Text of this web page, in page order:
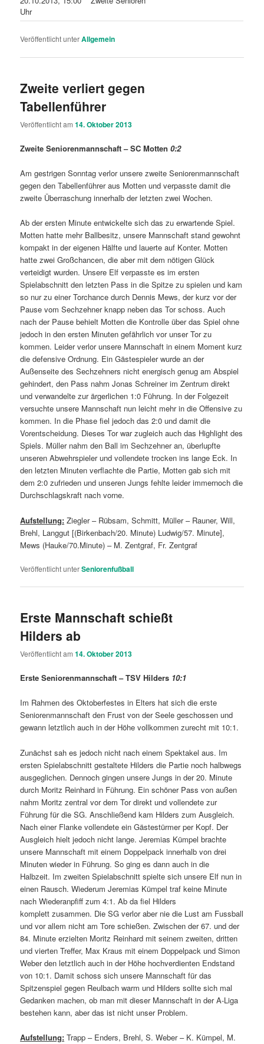
Uhr
Veröffentlicht unterAllgemein
Zweite verliert gegen
Tabellenführer
Veröffentlicht am14. Oktober 2013
Zweite Seniorenmannschaft – SC Motten0:2
Am gestrigen Sonntag verlor unsere zweite Seniorenmannschaft
gegen den Tabellenführer aus Motten und verpasste damit die
zweite Überraschung innerhalb der letzten zwei Wochen.
Ab der ersten Minute entwickelte sich das zu erwartende Spiel.
Motten hatte mehr Ballbesitz, unsere Mannschaft stand gewohnt
kompakt in der eigenen Hälfte und lauerte auf Konter. Motten
hatte zwei Großchancen, die aber mit dem nötigen Glück
verteidigt wurden. Unsere Elf verpasste es im ersten
Spielabschnitt den letzten Pass in die Spitze zu spielen und kam
so nur zu einer Torchance durch Dennis Mews, der kurz vor der
Pause vom Sechzehner knapp neben das Tor schoss. Auch
nach der Pause behielt Motten die Kontrolle über das Spiel ohne
jedoch in den ersten Minuten gefährlich vor unser Tor zu
kommen. Leider verlor unsere Mannschaft in einem Moment kurz
die defensive Ordnung. Ein Gästespieler wurde an der
Außenseite des Sechzehners nicht energisch genug am Abspiel
gehindert, den Pass nahm Jonas Schreiner im Zentrum direkt
und verwandelte zur ärgerlichen 1:0 Führung. In der Folgezeit
versuchte unsere Mannschaft nun leicht mehr in die Offensive zu
kommen. In die Phase fiel jedoch das 2:0 und damit die
Vorentscheidung. Dieses Tor war zugleich auch das Highlight des
Spiels. Müller nahm den Ball im Sechzehner an, überlupfte
unseren Abwehrspieler und vollendete trocken ins lange Eck. In
den letzten Minuten verflachte die Partie, Motten gab sich mit
dem 2:0 zufrieden und unseren Jungs fehlte leider immernoch die
Durchschlagskraft nach vorne.
Aufstellung: Ziegler – Rübsam, Schmitt, Müller – Rauner, Will,
Brehl, Langgut [(Birkenbach/20. Minute) Ludwig/57. Minute],
Mews (Hauke/70.Minute) – M. Zentgraf, Fr. Zentgraf
Veröffentlicht unterSeniorenfußball
Erste Mannschaft schießt
Hilders ab
Veröffentlicht am14. Oktober 2013
Erste Seniorenmannschaft – TSV Hilders 10:1
Im Rahmen des Oktoberfestes in Elters hat sich die erste
Seniorenmannschaft den Frust von der Seele geschossen und
gewann letztlich auch in der Höhe vollkommen zurecht mit 10:1.
Zunächst sah es jedoch nicht nach einem Spektakel aus. Im
ersten Spielabschnitt gestaltete Hilders die Partie noch halbwegs
ausgeglichen. Dennoch gingen unsere Jungs in der 20. Minute
durch Moritz Reinhard in Führung. Ein schöner Pass von außen
nahm Moritz zentral vor dem Tor direkt und vollendete zur
Führung für die SG. Anschließend kam Hilders zum Ausgleich.
Nach einer Flanke vollendete ein Gästestürmer per Kopf. Der
Ausgleich hielt jedoch nicht lange. Jeremias Kümpel brachte
unsere Mannschaft mit einem Doppelpack innerhalb von drei
Minuten wieder in Führung. So ging es dann auch in die
Halbzeit. Im zweiten Spielabschnitt spielte sich unsere Elf nun in
einen Rausch. Wiederum Jeremias Kümpel traf keine Minute
nach Wiederanpfiff zum 4:1. Ab da fiel Hilders
komplett zusammen. Die SG verlor aber nie die Lust am Fussball
und vor allem nicht am Tore schießen. Zwischen der 67. und der
84. Minute erzielten Moritz Reinhard mit seinem zweiten, dritten
und vierten Treffer, Max Kraus mit einem Doppelpack und Simon
Weber den letztlich auch in der Höhe hochverdienten Endstand
von 10:1. Damit schoss sich unsere Mannschaft für das
Spitzenspiel gegen Reulbach warm und Hilders sollte sich mal
Gedanken machen, ob man mit dieser Mannschaft in der A-Liga
bestehen kann, aber das ist nicht unser Problem.
Aufstellung: Trapp – Enders, Brehl, S. Weber – K. Kümpel, M.